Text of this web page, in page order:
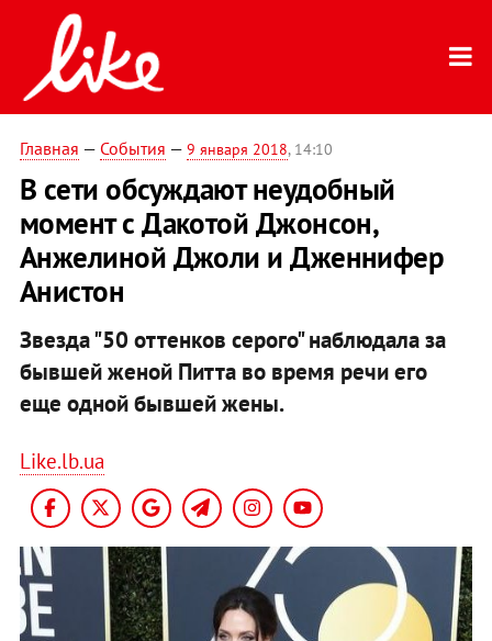
Главная — События — 9 января 2018, 14:10
В сети обсуждают неудобный
момент с Дакотой Джонсон,
Анжелиной Джоли и Дженнифер
Анистон
Звезда "50 оттенков серого" наблюдала за
бывшей женой Питта во время речи его
еще одной бывшей жены.
Like.lb.ua